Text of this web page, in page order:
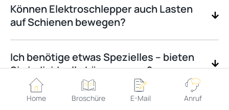
Können Elektroschlepper auch Lasten
auf Schienen bewegen?
Ich benötige etwas Spezielles – bieten
Sie individuelle Lösungen an?
Home Broschüre E-Mail Anruf